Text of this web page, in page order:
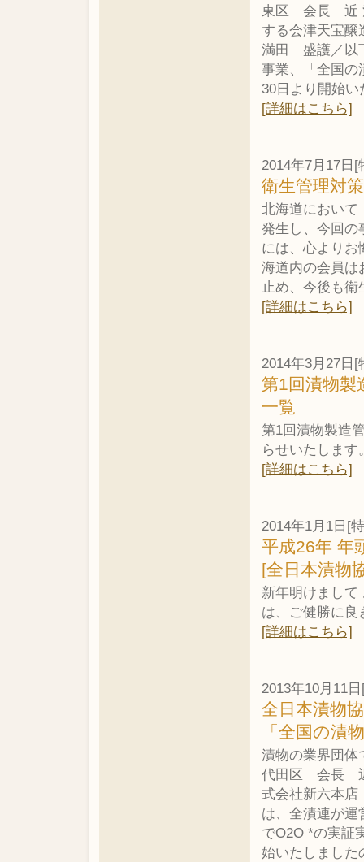
東区 会長 近
する会津天宝
満田 盛護／以
事業、「全国の
30日より開始
[詳細はこちら]
2014年7月17日[
衛生管理対
北海道において
発生し、今回の
には、心よりお
海道内の会員は
止め、今後も衛
[詳細はこちら]
2014年3月27日[
第1回漬物製
一覧
第1回漬物製造
らせいたします
[詳細はこちら]
2014年1月1日[
平成26年 年
[全日本漬
新年明けまして
は、ご健勝に良
[詳細はこちら]
2013年10月11
全日本漬物
「全国の漬
漬物の業界団体
代田区 会長 近
式会社新六本
は、全漬連が運
でO2O *の実証
始いたしました